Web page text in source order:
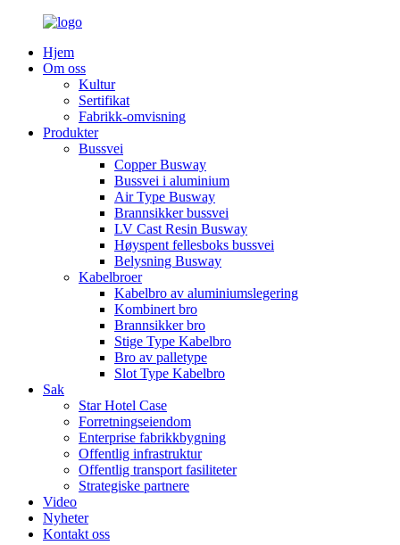
Hjem
Om oss
Kultur
Sertifikat
Fabrikk-omvisning
Produkter
Bussvei
Copper Busway
Bussvei i aluminium
Air Type Busway
Brannsikker bussvei
LV Cast Resin Busway
Høyspent fellesboks bussvei
Belysning Busway
Kabelbroer
Kabelbro av aluminiumslegering
Kombinert bro
Brannsikker bro
Stige Type Kabelbro
Bro av palletype
Slot Type Kabelbro
Sak
Star Hotel Case
Forretningseiendom
Enterprise fabrikkbygning
Offentlig infrastruktur
Offentlig transport fasiliteter
Strategiske partnere
Video
Nyheter
Kontakt oss